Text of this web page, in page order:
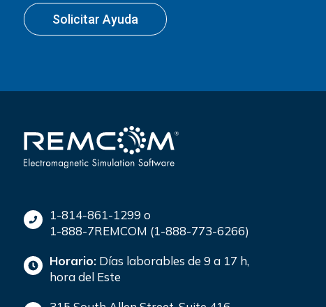
Solicitar Ayuda
1-814-861-1299 o
1-888-7REMCOM (1-888-773-6266)
Horario: Días laborables de 9 a 17 h,
hora del Este